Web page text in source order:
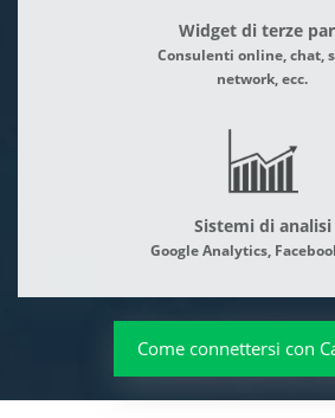
Widget di terze
Consulenti online, chat,
network, ecc.
Sistemi di analisi
Google Analytics,
Come connettersi con